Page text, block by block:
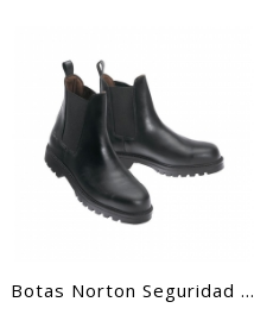
Botas Norton Seguridad ...